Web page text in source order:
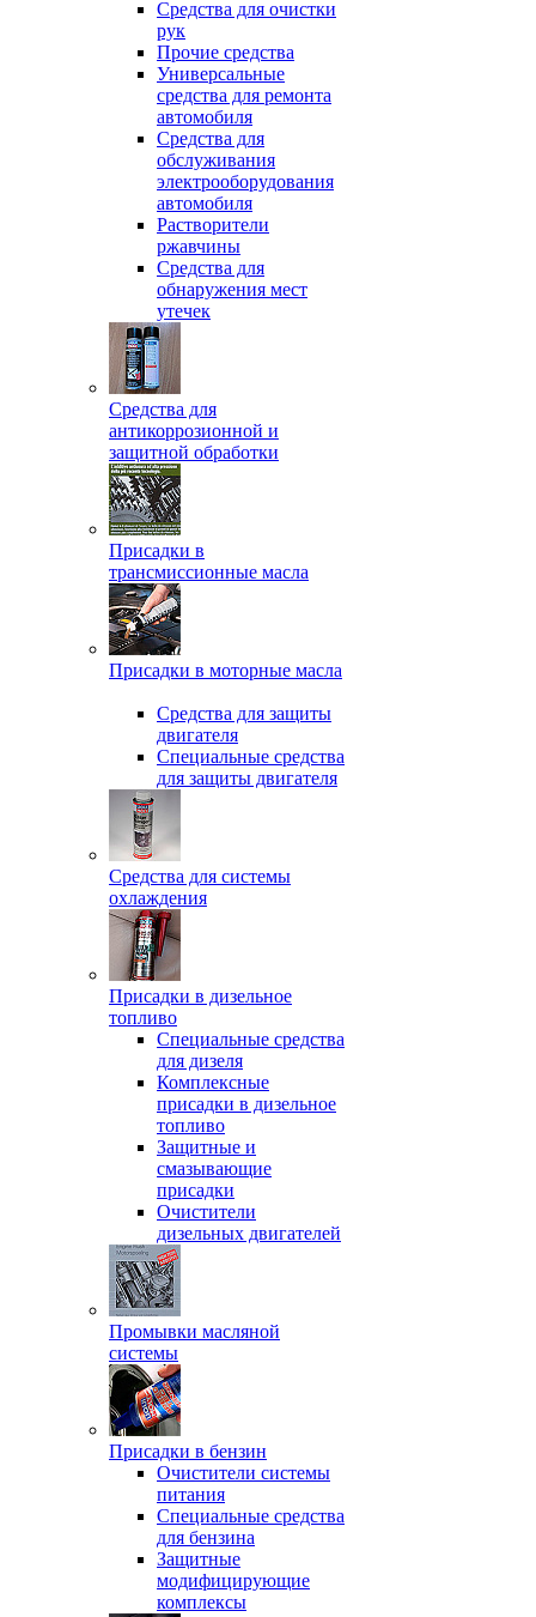
Средства для очистки
рук
Прочие средства
Универсальные
средства для ремонта
автомобиля
Средства для
обслуживания
электрооборудования
автомобиля
Растворители
ржавчины
Средства для
обнаружения мест
утечек
Средства для
антикоррозионной и
защитной обработки
Присадки в
трансмиссионные масла
Присадки в моторные масла
Средства для защиты
двигателя
Специальныe средства
для защиты двигателя
Средства для системы
охлаждения
Присадки в дизельное
топливо
Спeциальные средства
для дизеля
Комплексные
присадки в дизельное
топливо
Защитные и
смазывающие
присадки
Очистители
дизельных двигателей
Промывки масляной
системы
Присадки в бензин
Очистители системы
питания
Специальные срeдства
для бензина
Защитные
модифицирующие
комплексы